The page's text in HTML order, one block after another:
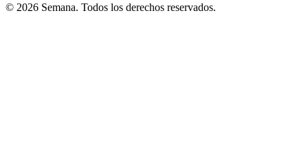
© 2026 Semana. Todos los derechos reservados.